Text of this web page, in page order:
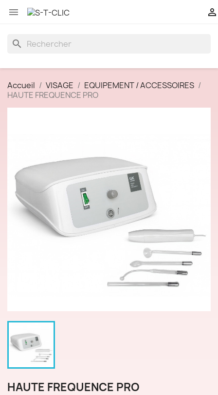
 
search
Accueil VISAGE
EQUIPEMENT / ACCESSOIRES
HAUTE FREQUENCE PRO
HAUTE FREQUENCE PRO